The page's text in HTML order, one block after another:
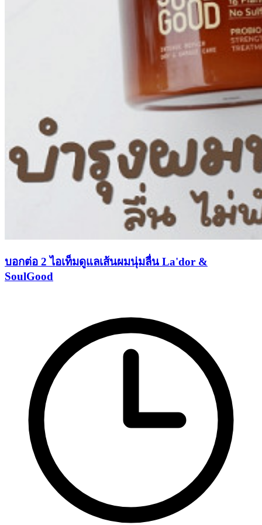
บอกต่อ 2 ไอเท็มดูแลเส้นผมนุ่มลื่น La'dor &
SoulGood